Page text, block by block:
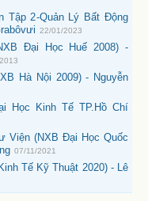
Tập 2-Quản Lý Bất Động
22/01/2023
Đại Học Huế 2008) -
Hà Nội 2009) - Nguyễn
Học Kinh Tế TP.Hồ Chí
Viện (NXB Đại Học Quốc
07/11/2021
Tế Kỹ Thuật 2020) - Lê